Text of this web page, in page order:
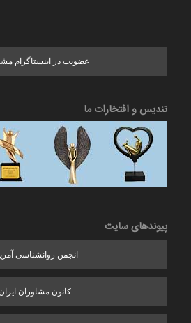
عضویت در اینستاگرام
تندیس و افتخارات ما
پیوندهای سایت
انجمن روانشناسی
کانون مشاوران ایران